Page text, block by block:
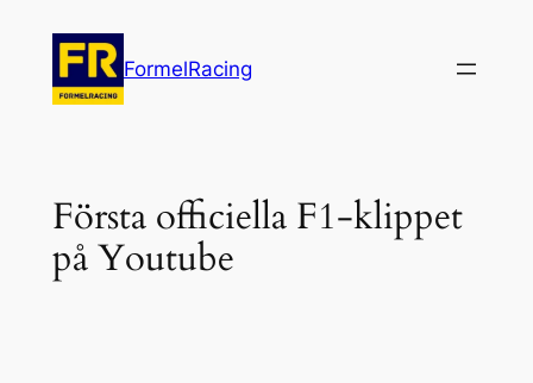
innehåll
FormelRacing
Första officiella F1-klippet
på Youtube